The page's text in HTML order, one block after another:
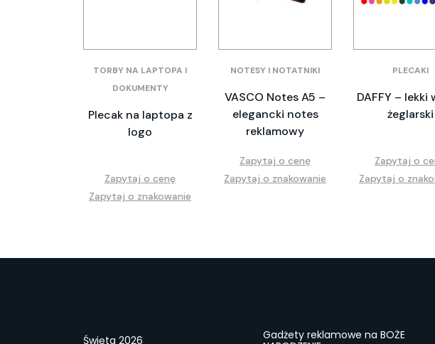
TORBY NA LAPTOPA I
DOKUMENTY
Plecak na laptopa z
logo
Zapytaj o cenę
Zapytaj o znakowanie
NOTESY I NOTATNIKI
VASCO Notes A5 –
elegancki notes
reklamowy
Zapytaj o cenę
Zapytaj o znakowanie
PLECAKI
DAFFY – lekki
żeglarski
Zapytaj o
Zapytaj o
Święta 2026
Gadżety reklamowe na BOŻE